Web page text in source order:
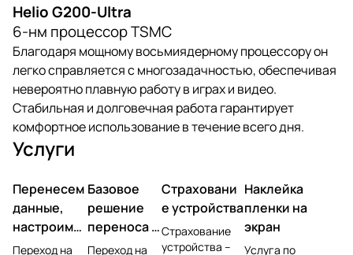
Helio G200-Ultra
6-нм процессор TSMC
Благодаря мощному восьмиядерному процессору он
легко справляется с многозадачностью, обеспечивая
невероятно плавную работу в играх и видео.
Стабильная и долговечная работа гарантирует
комфортное использование в течение всего дня.
Услуги
Перенесем
данные,
настроим
учетную
Переход на
Базовое
решение
переноса и
настройки
Переход на
Страховани
е устройства
Страхование
устройства –
Наклейка
пленки на
экран
Услуга по